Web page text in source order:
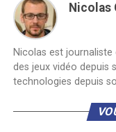
Nicolas
Nicolas est
des jeux vidéo depuis
technologies depuis